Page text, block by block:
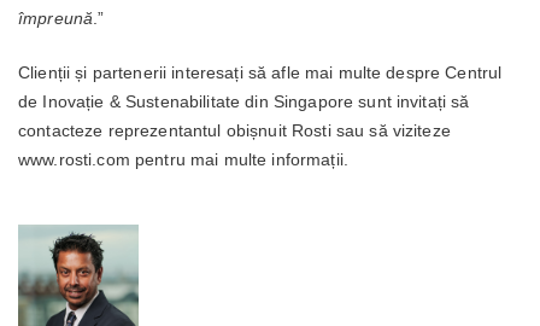
împreună .”
Clienții și partenerii interesați să afle mai multe despre Centrul
de Inovație & Sustenabilitate din Singapore sunt invitați să
contacteze reprezentantul obișnuit Rosti sau să viziteze
www.rosti.com pentru mai multe informații.